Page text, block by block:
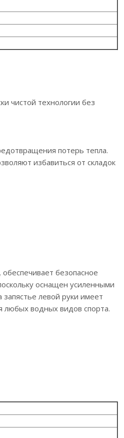
чистой технологии без
потерь тепла.
избавиться от складок
безопасное
оснащен усиленными
левой руки имеет
любых водных видов спорта.